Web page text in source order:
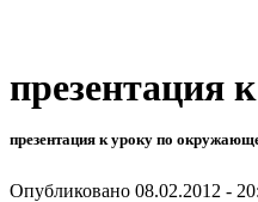
презентация
презентация к уроку по
Опубликовано 08.02.2012 -